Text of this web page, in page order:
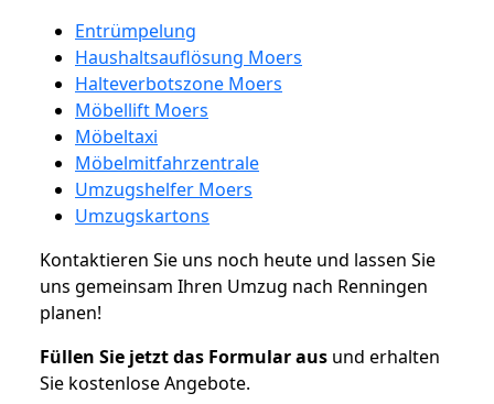
Entrümpelung
Haushaltsauflösung Moers
Halteverbotszone Moers
Möbellift Moers
Möbeltaxi
Möbelmitfahrzentrale
Umzugshelfer Moers
Umzugskartons
Kontaktieren Sie uns noch heute und lassen Sie
uns gemeinsam Ihren Umzug nach Renningen
planen!
Füllen Sie jetzt das Formular aus und erhalten
Sie kostenlose Angebote.